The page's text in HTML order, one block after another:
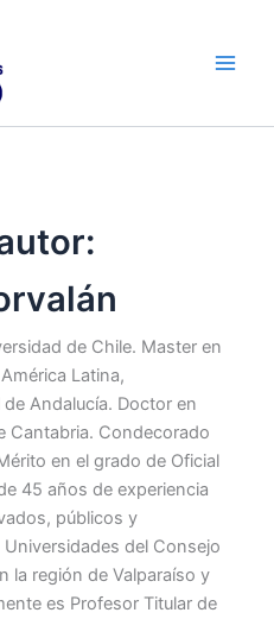
de Chile. Master en
Latina,
Andalucía. Doctor en
Cantabria. Condecorado
en el grado de Oficial
45 años de experiencia
públicos y
del Consejo
la región de Valparaíso y
es Profesor Titular de